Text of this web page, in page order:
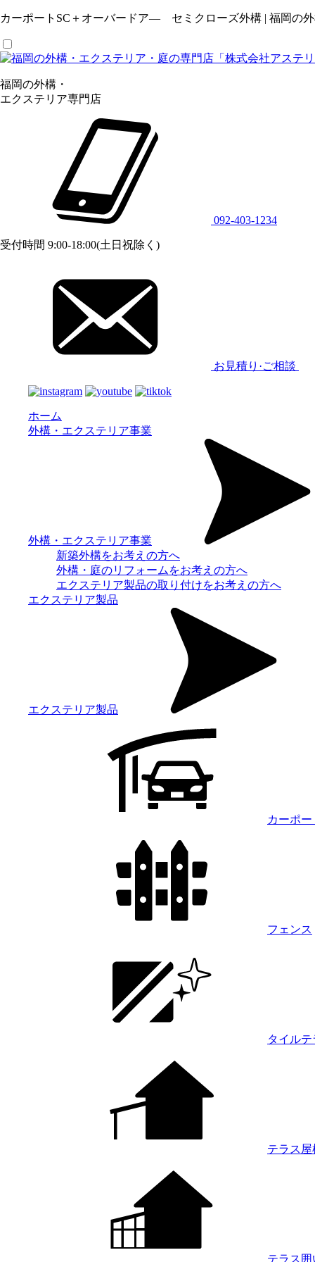
カーポートSC＋オーバードア― セミクローズ外構 | 福岡の
福岡の外構・
エクステリア専門店
092-403-1234
受付時間 9:00-18:00(土日祝除く)
お見積り·ご相談
ホーム
外構・エクステリア事業
外構・エクステリア事業
新築外構をお考えの方へ
外構・庭のリフォームをお考えの方へ
エクステリア製品の取り付けをお考えの方へ
エクステリア製品
エクステリア製品
カーポー
フェンス
タイルテ
テラス屋
テラス囲